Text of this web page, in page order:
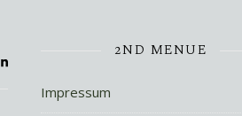
2ND MENUE
Impressum